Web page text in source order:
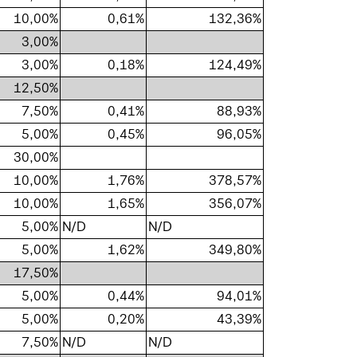
10,00%
0,61%
132,36%
3,00%
3,00%
0,18%
124,49%
12,50%
7,50%
0,41%
88,93%
5,00%
0,45%
96,05%
30,00%
10,00%
1,76%
378,57%
10,00%
1,65%
356,07%
5,00% N/D
N/D
5,00%
1,62%
349,80%
17,50%
5,00%
0,44%
94,01%
5,00%
0,20%
43,39%
7,50% N/D N/D